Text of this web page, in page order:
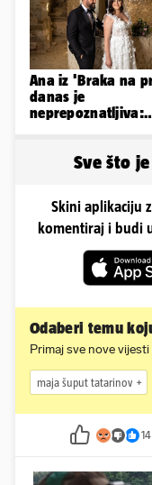
Ana iz 'Braka na
danas je
neprepoznatljiva:
Sve što
Skini aplikaciju
komentiraj i budi
Odaberi temu
Primaj sve nove
maja šuput tatarinov
14